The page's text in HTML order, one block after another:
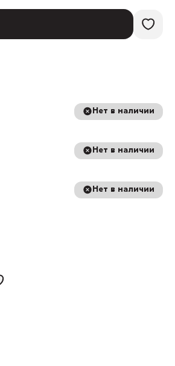
Нет в наличии
Нет в наличии
Нет в наличии